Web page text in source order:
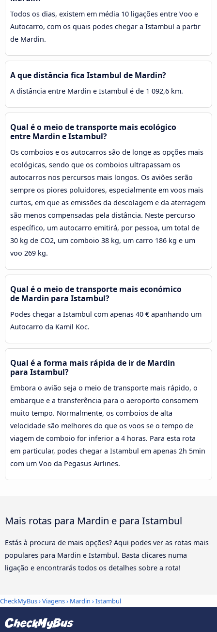
Todos os dias, existem em média 10 ligações entre Voo e
Autocarro, com os quais podes chegar a Istambul a partir
de Mardin.
A que distância fica Istambul de Mardin?
A distância entre Mardin e Istambul é de 1 092,6 km.
Qual é o meio de transporte mais ecológico
entre Mardin e Istambul?
Os comboios e os autocarros são de longe as opções mais
ecológicas, sendo que os comboios ultrapassam os
autocarros nos percursos mais longos. Os aviões serão
sempre os piores poluidores, especialmente em voos mais
curtos, em que as emissões da descolagem e da aterragem
são menos compensadas pela distância. Neste percurso
específico, um autocarro emitirá, por pessoa, um total de
30 kg de CO2, um comboio 38 kg, um carro 186 kg e um
voo 269 kg.
Qual é o meio de transporte mais económico
de Mardin para Istambul?
Podes chegar a Istambul com apenas 40 € apanhando um
Autocarro da Kamil Koc.
Qual é a forma mais rápida de ir de Mardin
para Istambul?
Embora o avião seja o meio de transporte mais rápido, o
embarque e a transferência para o aeroporto consomem
muito tempo. Normalmente, os comboios de alta
velocidade são melhores do que os voos se o tempo de
viagem de comboio for inferior a 4 horas. Para esta rota
em particular, podes chegar a Istambul em apenas 2h 5min
com um Voo da Pegasus Airlines.
Mais rotas para Mardin e para Istambul
Estás à procura de mais opções? Aqui podes ver as rotas mais
populares para Mardin e Istambul. Basta clicares numa
ligação e encontrarás todos os detalhes sobre a rota!
CheckMyBus›Viagens› Mardin ›Istambul